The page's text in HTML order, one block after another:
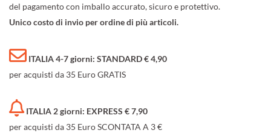
del pagamento con imballo accurato, sicuro e protettivo.
Unico costo di invio per ordine di più articoli.
ITALIA 4-7 giorni: STANDARD € 4,90
per acquisti da 35 Euro GRATIS
ITALIA 2 giorni: EXPRESS € 7,90
per acquisti da 35 Euro SCONTATA A 3 €